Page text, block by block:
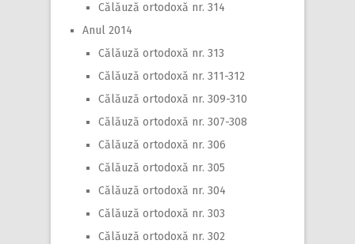
Călăuză ortodoxă nr. 314
Anul 2014
Călăuză ortodoxă nr. 313
Călăuză ortodoxă nr. 311-312
Călăuză ortodoxă nr. 309-310
Călăuză ortodoxă nr. 307-308
Călăuză ortodoxă nr. 306
Călăuză ortodoxă nr. 305
Călăuză ortodoxă nr. 304
Călăuză ortodoxă nr. 303
Călăuză ortodoxă nr. 302